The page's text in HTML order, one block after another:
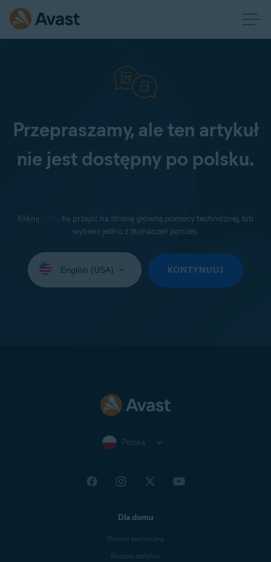
Przepraszamy, ale ten artykuł
nie jest dostępny po polsku.
Kliknij tutaj, by przejść na stronę główną pomocy technicznej, lub
wybierz jedno z tłumaczeń poniżej:
język:
KONTYNUUJ
Polska
Dla domu
Pomoc techniczna
Bezpieczeństwo